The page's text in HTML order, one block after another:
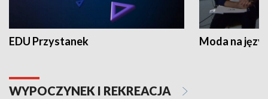
EDU Przystanek Moda na
WYPOCZYNEK I REKREACJA